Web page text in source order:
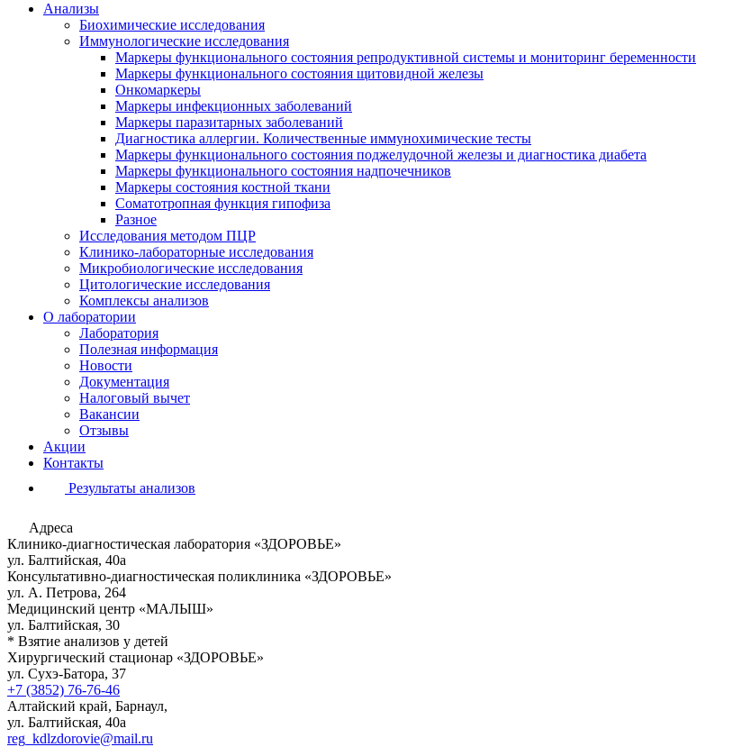
Анализы
Биохимические исследования
Иммунологические исследования
Маркеры функционального состояния репродуктивной системы и мониторинг беременности
Маркеры функционального состояния щитовидной железы
Онкомаркеры
Маркеры инфекционных заболеваний
Маркеры паразитарных заболеваний
Диагностика аллергии. Количественные иммунохимические тесты
Маркеры функционального состояния поджелудочной железы и диагностика диабета
Маркеры функционального состояния надпочечников
Маркеры состояния костной ткани
Соматотропная функция гипофиза
Разное
Исследования методом ПЦР
Клинико-лабораторные исследования
Микробиологические исследования
Цитологические исследования
Комплексы анализов
О лаборатории
Лаборатория
Полезная информация
Новости
Документация
Налоговый вычет
Вакансии
Отзывы
Акции
Контакты
Результаты анализов
Адреса
Клинико-диагностическая лаборатория «ЗДОРОВЬЕ»
ул. Балтийская, 40а
Консультативно-диагностическая поликлиника «ЗДОРОВЬЕ»
ул. А. Петрова, 264
Медицинский центр «МАЛЫШ»
ул. Балтийская, 30
* Взятие анализов у детей
Хирургический стационар «ЗДОРОВЬЕ»
ул. Сухэ-Батора, 37
+7 (3852) 76-76-46
Алтайский край, Барнаул,
ул. Балтийская, 40а
reg_kdlzdorovie@mail.ru